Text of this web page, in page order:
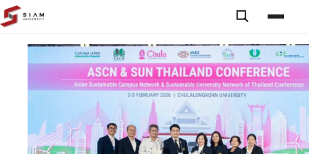
Skip to content
Toggle